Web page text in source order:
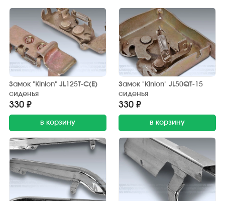
Замок "Kinlon" JL125T-C(E)
сиденья
330 ₽
в корзину
Замок "Kinlon" JL50QT-15
сиденья
330 ₽
в корзину